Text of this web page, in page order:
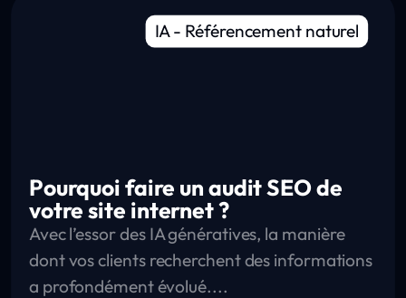
IA- Référencement naturel
Pourquoi faire un audit SEO de
votre site internet ?
Avec l’essor des IA génératives, la manière
dont vos clients recherchent des informations
a profondément évolué....